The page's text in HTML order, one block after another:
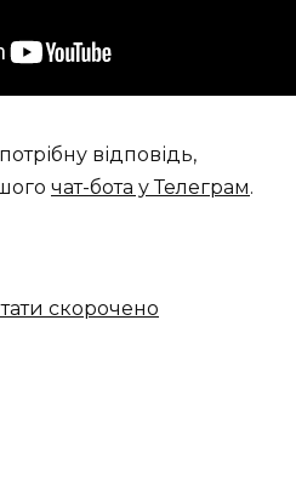
відповідь,
чат-бота у Телеграм.
скорочено